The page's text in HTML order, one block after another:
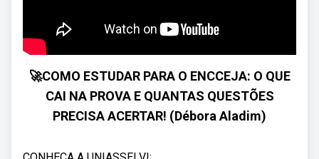
🚀COMO ESTUDAR PARA O ENCCEJA: O QUE
CAI NA PROVA E QUANTAS QUESTÕES
PRECISA ACERTAR! (Débora Aladim)